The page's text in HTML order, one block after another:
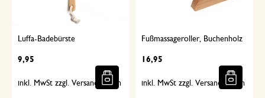
Luffa-Badebürste
9,95
inkl. MwSt zzgl. Versandkosten
Fußmassageroller, Buchenholz
16,95
inkl. MwSt zzgl. Versandkosten